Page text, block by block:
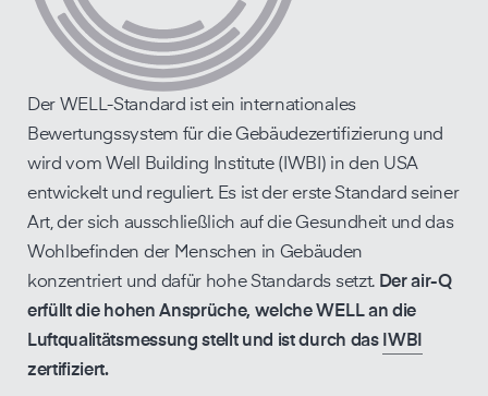
Der WELL-Standard ist ein internationales
Bewertungssystem für die Gebäudezertifizierung und
wird vom Well Building Institute (IWBI) in den USA
entwickelt und reguliert. Es ist der erste Standard seiner
Art, der sich ausschließlich auf die Gesundheit und das
Wohl­befinden der Menschen in Gebäuden
konzentriert und dafür hohe Standards setzt. Der air-Q
erfüllt die hohen Ansprüche, welche WELL an die
Luftquali­täts­messung stellt und ist durch das IWBI
zertifiziert.